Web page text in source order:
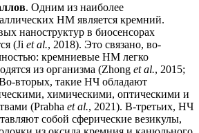
. Одним из наиболее
НМ является кремний.
наноструктур в биосенсорах
(Ji et al., 2018). Это связано, во-
кремниевые НМ легко
из организма (Zhong et al., 2015;
вторых, такие НЧ обладают
химическими, оптическими и
(Prabha et al., 2021). В-третьих, НЧ
собой сферические везикулы,